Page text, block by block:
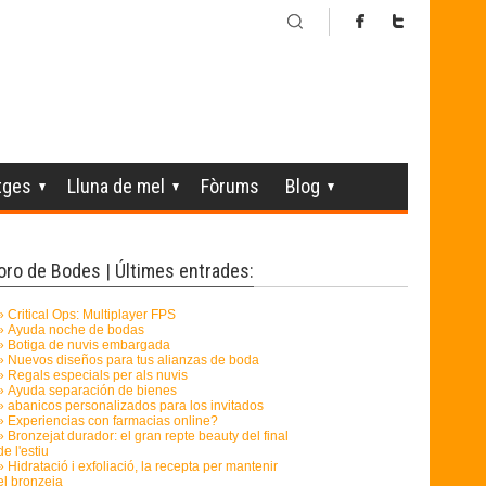
Lluna de mel Fòrums Blog
de Bodes | Últimes entrades: